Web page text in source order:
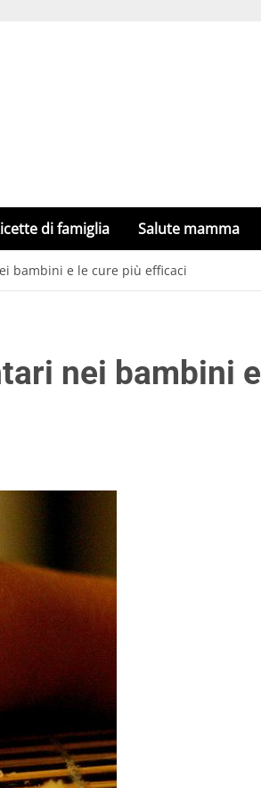
di famiglia Salute mamma
bambini e le cure più efficaci
nei bambini e